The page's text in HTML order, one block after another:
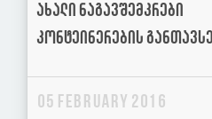
ახალი ნაგავშემკრები
კონტეინერების
05 February 2016